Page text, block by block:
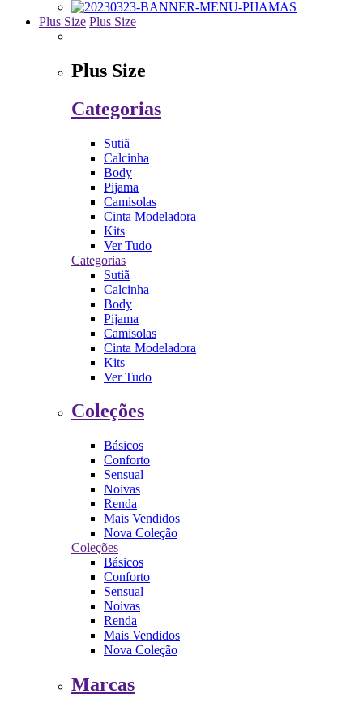
Plus Size Plus Size
Plus Size
Categorias
Sutiã
Calcinha
Body
Pijama
Camisolas
Cinta Modeladora
Kits
Ver Tudo
Categorias
Sutiã
Calcinha
Body
Pijama
Camisolas
Cinta Modeladora
Kits
Ver Tudo
Coleções
Básicos
Conforto
Sensual
Noivas
Renda
Mais Vendidos
Nova Coleção
Coleções
Básicos
Conforto
Sensual
Noivas
Renda
Mais Vendidos
Nova Coleção
Marcas